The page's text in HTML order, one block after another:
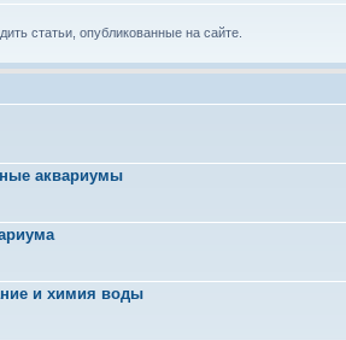
статьи, опубликованные на сайте.
аквариумы
и химия воды